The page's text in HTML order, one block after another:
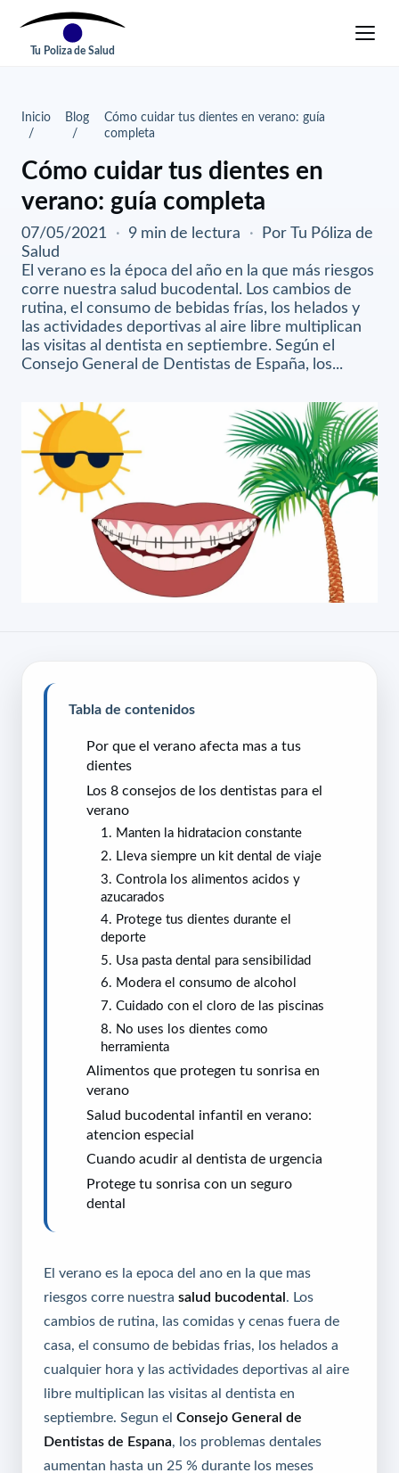
Tu Poliza de Salud
Inicio Blog
Cómo cuidar tus dientes en verano: guía
completa
Cómo cuidar tus dientes en
verano: guía completa
07/05/2021 · 9 min de lectura ·
Por Tu Póliza de
Salud
El verano es la época del año en la que más riesgos
corre nuestra salud bucodental. Los cambios de
rutina, el consumo de bebidas frías, los helados y
las actividades deportivas al aire libre multiplican
las visitas al dentista en septiembre. Según el
Consejo General de Dentistas de España, los...
Tabla de contenidos
Por que el verano afecta mas a tus
dientes
Los 8 consejos de los dentistas para el
verano
1. Manten la hidratacion constante
2. Lleva siempre un kit dental de viaje
3. Controla los alimentos acidos y
azucarados
4. Protege tus dientes durante el
deporte
5. Usa pasta dental para sensibilidad
6. Modera el consumo de alcohol
7. Cuidado con el cloro de las piscinas
8. No uses los dientes como
herramienta
Alimentos que protegen tu sonrisa en
verano
Salud bucodental infantil en verano:
atencion especial
Cuando acudir al dentista de urgencia
Protege tu sonrisa con un seguro
dental
El verano es la epoca del ano en la que mas
riesgos corre nuestra salud bucodental . Los
cambios de rutina, las comidas y cenas fuera de
casa, el consumo de bebidas frias, los helados a
cualquier hora y las actividades deportivas al aire
libre multiplican las visitas al dentista en
septiembre. Segun el Consejo General de
Dentistas de Espana , los problemas dentales
aumentan hasta un 25 % durante los meses